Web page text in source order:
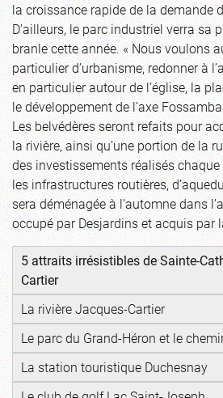
la croissance rapide de la demande
D’ailleurs, le parc industriel verra sa
branle cette année. « Nous voulons
particulier d’urbanisme, redonner à
en particulier autour de l’église, la
le développement de l’axe
Les belvédères seront refaits pour
la rivière, ainsi qu’une portion de la
des investissements réalisés
les infrastructures routières,
sera déménagée à l’automne dans
occupé par Desjardins et acquis par
5 attraits irrésistibles de Sainte-
Cartier
La rivière Jacques-Cartier
Le parc du Grand-Héron et le
La station touristique Duchesnay